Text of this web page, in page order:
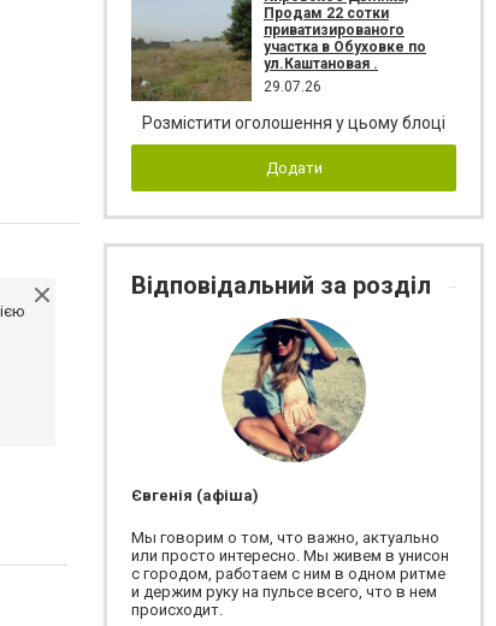
Продам 22 сотки
приватизированого
участка в Обуховке по
ул.Каштановая .
29.07.26
Розмістити оголошення у цьому блоці
Додати
Відповідальний за розділ
Євгенія (афіша)
Мы говорим о том, что важно, актуально
или просто интересно. Мы живем в унисон
с городом, работаем с ним в одном ритме
и держим руку на пульсе всего, что в нем
происходит.